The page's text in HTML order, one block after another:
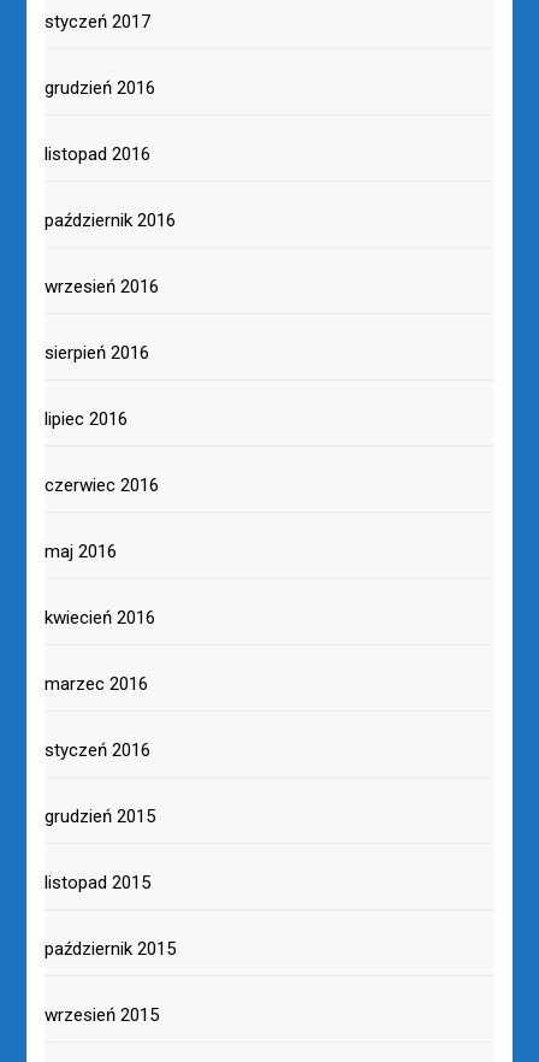
styczeń 2017
grudzień 2016
listopad 2016
październik 2016
wrzesień 2016
sierpień 2016
lipiec 2016
czerwiec 2016
maj 2016
kwiecień 2016
marzec 2016
styczeń 2016
grudzień 2015
listopad 2015
październik 2015
wrzesień 2015